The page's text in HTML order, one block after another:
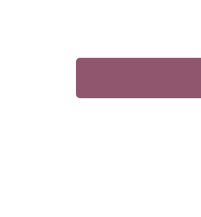
l’autonomie de son
son fils Baptiste.
Objectif du